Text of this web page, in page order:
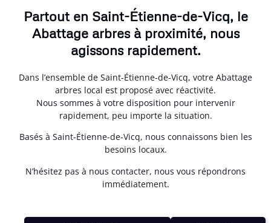
Partout en Saint-Étienne-de-Vicq, le
Abattage arbres à proximité, nous
agissons rapidement.
Dans l’ensemble de Saint-Étienne-de-Vicq, votre Abattage
arbres local est proposé avec réactivité.
Nous sommes à votre disposition pour intervenir
rapidement, peu importe la situation.
Basés à Saint-Étienne-de-Vicq, nous connaissons bien les
besoins locaux.
N’hésitez pas à nous contacter, nous vous répondrons
immédiatement.